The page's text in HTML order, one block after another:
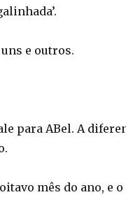
e outros.
para ABel. A
mês do ano, e